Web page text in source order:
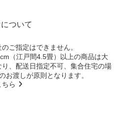
ついて
ご指定はできません。
（江戸間4.5畳）以上の商品は大
り、配送日指定不可、集合住宅の場
お渡しが原則となります。
ら